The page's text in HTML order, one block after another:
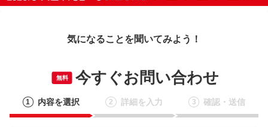
気になることを聞いてみよう！
無料 今すぐお問い合わせ
1 内容を選択 2 詳細を入力 3 確認・送信